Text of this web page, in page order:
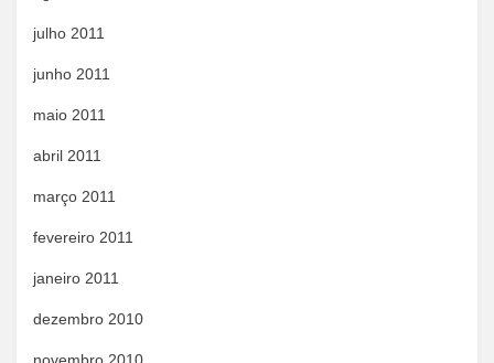
julho 2011
junho 2011
maio 2011
abril 2011
março 2011
fevereiro 2011
janeiro 2011
dezembro 2010